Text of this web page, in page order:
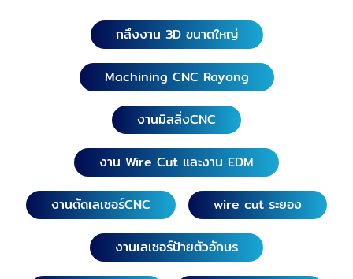
กลึงงาน 3D ขนาดใหญ่
Machining CNC Rayong
งานมิลลิ่งCNC
งาน Wire Cut และงาน EDM
งานตัดเลเซอร์CNC wire cut ระยอง
งานเลเซอร์ป้ายตัวอักษร